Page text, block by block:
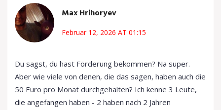
Max Hrihoryev
Februar 12, 2026 AT 01:15
Du sagst, du hast Förderung bekommen? Na super.
Aber wie viele von denen, die das sagen, haben auch die
50 Euro pro Monat durchgehalten? Ich kenne 3 Leute,
die angefangen haben - 2 haben nach 2 Jahren